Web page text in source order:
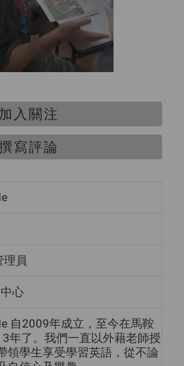
加入關注
寫評論
理員
心
自2009年成立，至今在馬鞍
年了。我們一直以外藉老師授
領學生享受學習英語，從不論